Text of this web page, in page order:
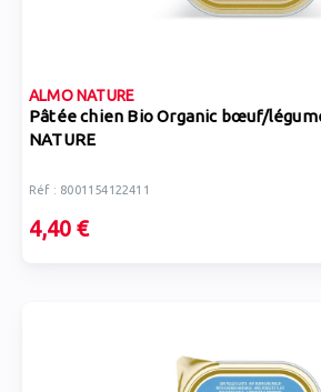
ALMO NATURE
Pâtée chien Bio Organic bœuf/
NATURE
Réf : 8001154122411
4,40 €